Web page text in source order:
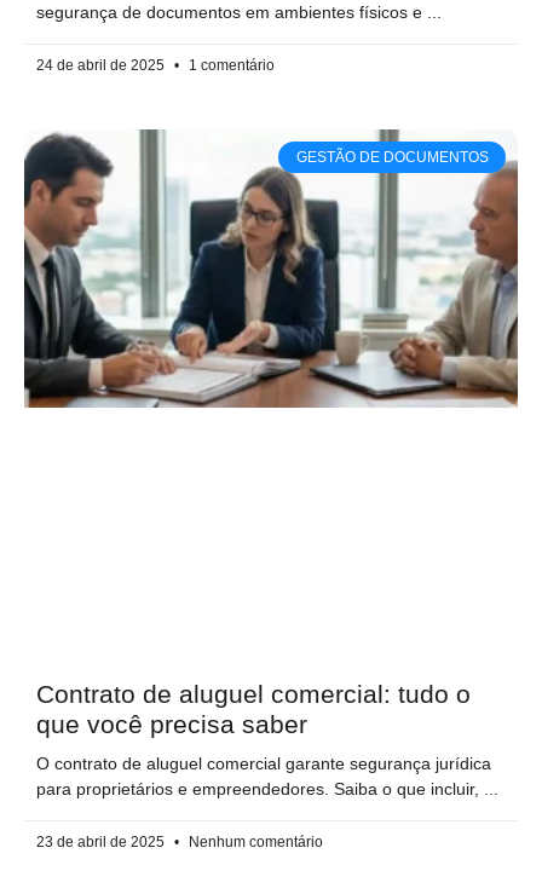
segurança de documentos em ambientes físicos e
24 de abril de 2025 1 comentário
GESTÃO DE DOCUMENTOS
Contrato de aluguel comercial: tudo o
que você precisa saber
O contrato de aluguel comercial garante segurança jurídica
para proprietários e empreendedores. Saiba o que incluir,
23 de abril de 2025 Nenhum comentário